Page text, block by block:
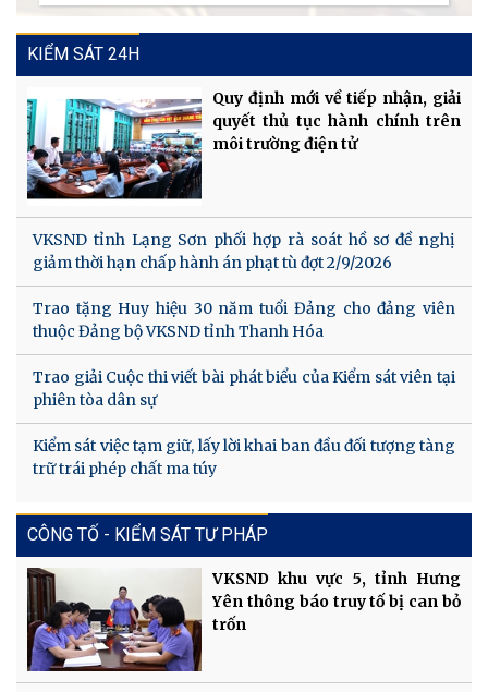
KIỂM SÁT 24H
Quy định mới về tiếp nhận, giải
quyết thủ tục hành chính trên
môi trường điện tử
VKSND tỉnh Lạng Sơn phối hợp rà soát hồ sơ đề nghị
giảm thời hạn chấp hành án phạt tù đợt 2/9/2026
Trao tặng Huy hiệu 30 năm tuổi Đảng cho đảng viên
thuộc Đảng bộ VKSND tỉnh Thanh Hóa
Trao giải Cuộc thi viết bài phát biểu của Kiểm sát viên tại
phiên tòa dân sự
Kiểm sát việc tạm giữ, lấy lời khai ban đầu đối tượng tàng
trữ trái phép chất ma túy
CÔNG TỐ - KIỂM SÁT TƯ PHÁP
VKSND khu vực 5, tỉnh Hưng
Yên thông báo truy tố bị can bỏ
trốn